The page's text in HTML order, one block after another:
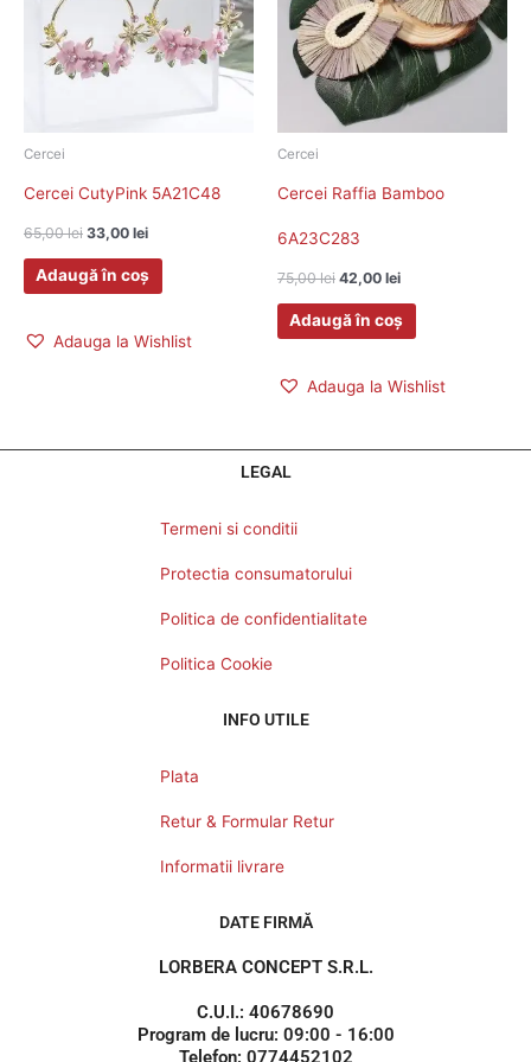
Cercei
Cercei CutyPink 5A21C48
65,00lei 33,00 lei
Adaugă în coș
Adauga la Wishlist
Cercei
Cercei Raffia Bamboo
6A23C283
75,00lei 42,00 lei
Adaugă în coș
Adauga la Wishlist
LEGAL
Termeni si conditii
Protectia consumatorului
Politica de confidentialitate
Politica Cookie
INFO UTILE
Plata
Retur & Formular Retur
Informatii livrare
DATE FIRMĂ
LORBERA CONCEPT S.R.L.
C.U.I.: 40678690
Program de lucru: 09:00 - 16:00
Telefon: 0774452102